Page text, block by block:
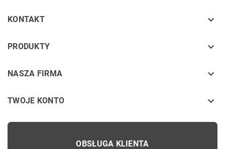
KONTAKT 
PRODUKTY keyboard_arrow_down
NASZA FIRMA keyboard_arrow_down
TWOJE KONTO 
OBSŁUGA KLIENTA